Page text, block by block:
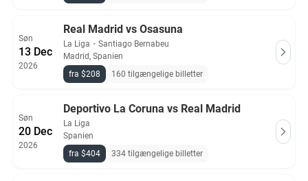
Søn
13 Dec
2026
Real Madrid vs Osasuna
La Liga ・ Santiago Bernabeu
Madrid, Spanien
fra $208
160 tilgængelige billetter
Søn
20 Dec
2026
Deportivo La Coruna vs Real Madrid
La Liga
Spanien
fra $404
334 tilgængelige billetter